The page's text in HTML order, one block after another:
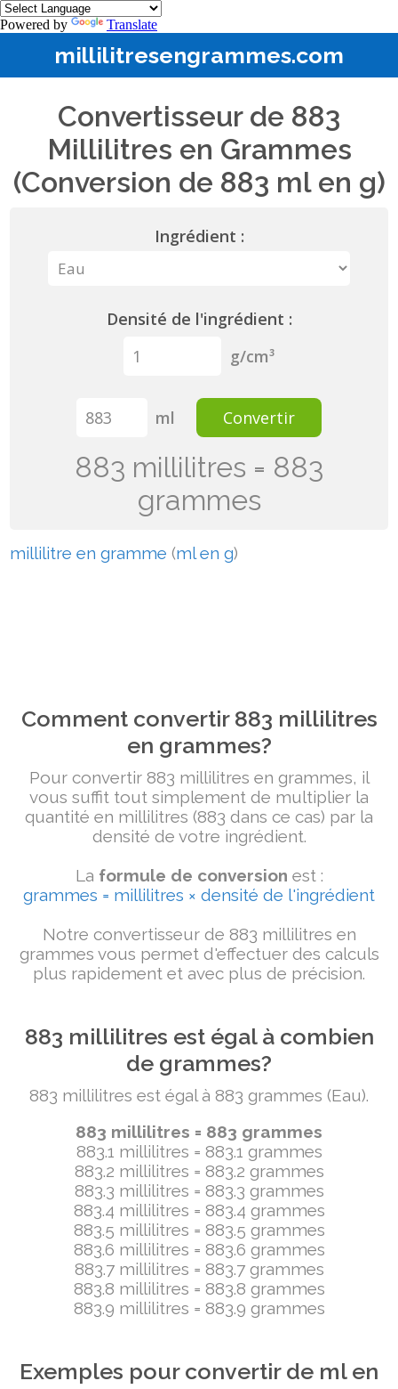
Powered by Translate
millilitresengrammes.com
Convertisseur de 883
Millilitres en Grammes
(Conversion de 883 ml en g)
Ingrédient :
Densité de l'ingrédient :
g/cm³
ml Convertir
883 millilitres = 883
grammes
millilitre en gramme (ml en g)
Comment convertir 883 millilitres
en grammes?
Pour convertir 883 millilitres en grammes, il
vous suffit tout simplement de multiplier la
quantité en millilitres (883 dans ce cas) par la
densité de votre ingrédient.
La formule de conversion est :
grammes = millilitres × densité de l'ingrédient
Notre convertisseur de 883 millilitres en
grammes vous permet d'effectuer des calculs
plus rapidement et avec plus de précision.
883 millilitres est égal à combien
de grammes?
883 millilitres est égal à 883 grammes (Eau).
883 millilitres = 883 grammes
883.1 millilitres = 883.1 grammes
883.2 millilitres = 883.2 grammes
883.3 millilitres = 883.3 grammes
883.4 millilitres = 883.4 grammes
883.5 millilitres = 883.5 grammes
883.6 millilitres = 883.6 grammes
883.7 millilitres = 883.7 grammes
883.8 millilitres = 883.8 grammes
883.9 millilitres = 883.9 grammes
Exemples pour convertir de ml en